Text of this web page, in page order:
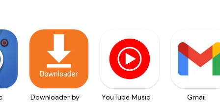
Downloader by
YouTube Music Gmail